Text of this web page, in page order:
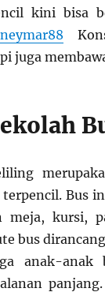
kini bisa
juga
Bus
meja, kursi,
bus
anak-